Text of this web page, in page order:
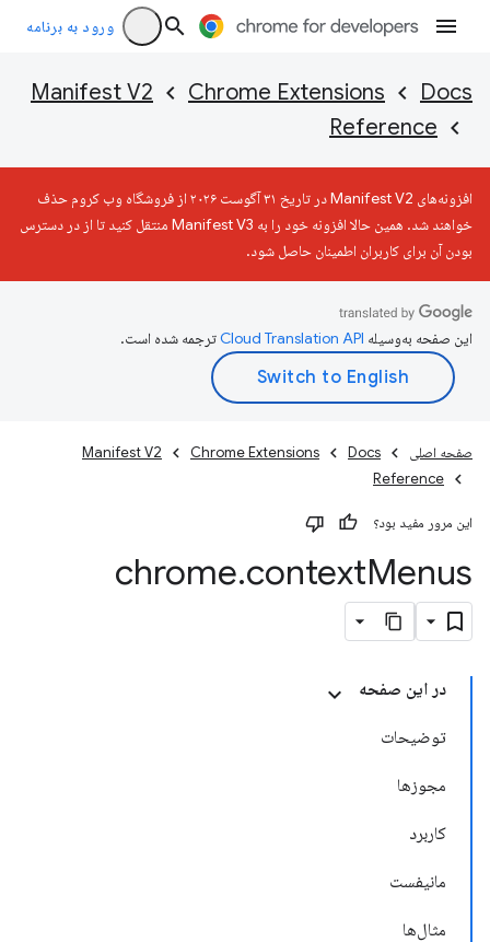
ورود به برنامه
Docs
Chrome Extensions
Manifest V2
Reference
افزونه‌های Manifest V2 در تاریخ ۳۱ آگوست ۲۰۲۶ از فروشگاه وب کروم حذف
خواهند شد. همین حالا افزونه خود را به Manifest V3 منتقل کنید تا از در دسترس
بودن آن برای کاربران اطمینان حاصل شود.
این صفحه به‌وسیله ترجمه شده است.
صفحه اصلی Docs
Chrome Extensions
Manifest V2
Reference
این مرور مفید بود؟
chrome.contextMenus
در این صفحه
توضیحات
مجوزها
کاربرد
مانیفست
مثال‌ها